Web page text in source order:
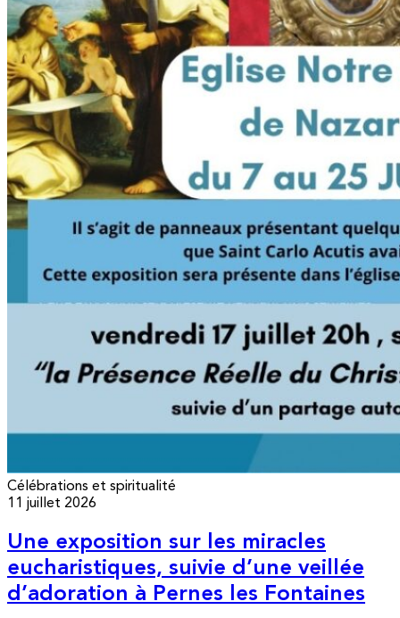
Célébrations et spiritualité
11 juillet 2026
Une exposition sur les miracles
eucharistiques, suivie d’une veillée
d’adoration à Pernes les Fontaines